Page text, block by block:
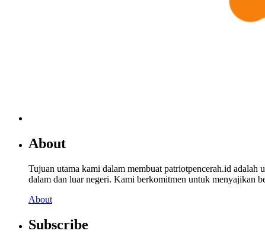
About
Tujuan utama kami dalam membuat patriotpencerah.id
dalam dan luar negeri. Kami berkomitmen untuk menyajikan
About
Subscribe